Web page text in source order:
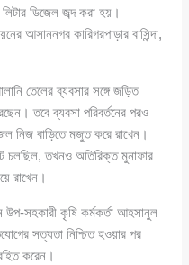
ডিজেল জব্দ করা হয়।
আসাননগর কারিগরপাড়ার বাসিন্দা,
তেলের ব্যবসার সঙ্গে জড়িত
তবে ব্যবসা পরিবর্তনের পরও
নিজ বাড়িতে মজুত করে রাখেন।
চলছিল, তখনও অতিরিক্ত মুনাফার
রাখেন।
উপ-সহকারী কৃষি কর্মকর্তা আহসানুল
সত্যতা নিশ্চিত হওয়ার পর
করেন।